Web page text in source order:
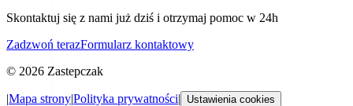
Skontaktuj się z nami już dziś i otrzymaj pomoc w 24h
Zadzwoń terazFormularz kontaktowy
© 2026 Zastepczak
|Mapa strony|Polityka prywatności| Ustawienia cookies